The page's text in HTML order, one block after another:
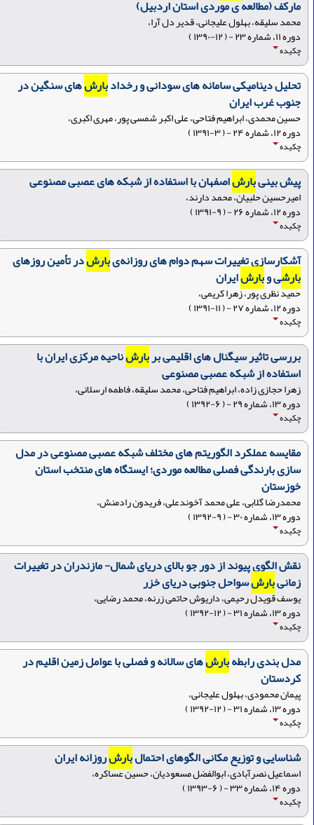
مارکف (مطالعه ی موردی استان اردبیل)
محمد سلیقه، بهلول علیجانی، قدیر دل آرا،
دوره ۱۱، شماره ۲۳ - ( ۱۲-۱۳۹۰ )
چکیده
تحلیل دینامیکی سامانه های سودانی و رخدادبارشهای سنگین در
جنوب غرب ایران
حسین محمدی، ابراهیم فتاحی، علی اکبر شمسی پور، مهری اکبری،
دوره ۱۲، شماره ۲۴ - ( ۳-۱۳۹۱ )
چکیده
پیش بینیبارشاصفهان با استفاده از شبکه های عصبی مصنوعی
امیرحسین حلبیان، محمد دارند،
دوره ۱۲، شماره ۲۶ - ( ۹-۱۳۹۱ )
چکیده
آشکارسازی تغییرات سهم دوام های روزانه‌یبارشدر تأمین روزهای
بارشی وبارشایران
حمید نظری پور، زهرا کریمی،
دوره ۱۲، شماره ۲۷ - ( ۱۱-۱۳۹۱ )
چکیده
بررسی تاثیر سیگنال های اقلیمی بربارشناحیه مرکزی ایران با
استفاده از شبکه عصبی مصنوعی
زهرا حجازی زاده، ابراهیم فتاحی، محمد سلیقه، فاطمه ارسلانی،
دوره ۱۳، شماره ۲۹ - ( ۶-۱۳۹۲ )
چکیده
مقایسه عملکرد الگوریتم های مختلف شبکه عصبی مصنوعی در مدل
سازی بارندگی فصلی مطالعه موردی؛ ایستگاه های منتخب استان
خوزستان
محمدرضا گلابی، علی محمد آخوندعلی، فریدون رادمنش،
دوره ۱۳، شماره ۳۰ - ( ۹-۱۳۹۲ )
چکیده
نقش الگوی پیوند از دور جو بالای دریای شمال- مازندران در تغییرات
زمانیبارشسواحل جنوبی دریای خزر
یوسف قویدل رحیمی، داریوش حاتمی زرنه، محمد رضایی،
دوره ۱۳، شماره ۳۱ - ( ۱۲-۱۳۹۲ )
چکیده
مدل بندی رابطهبارشهای سالانه و فصلی با عوامل زمین اقلیم در
کردستان
پیمان محمودی، بهلول علیجانی،
دوره ۱۳، شماره ۳۱ - ( ۱۲-۱۳۹۲ )
چکیده
شناسایی و توزیع مکانی الگوهای احتمالبارشروزانه ایران
اسماعیل نصرآبادی، ابوالفضل مسعودیان، حسین عساکره،
دوره ۱۴، شماره ۳۳ - ( ۶-۱۳۹۳ )
چکیده